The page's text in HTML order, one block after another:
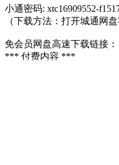
小通密码: xtc16909552-
（下载方法：打开城通网
免会员网盘高速下载链接：
*** 付费内容 ***